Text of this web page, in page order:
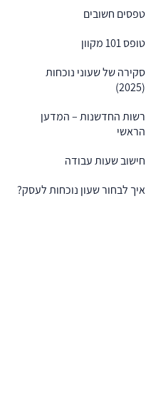
טפסים חשובים
טופס 101 מקוון
סקירה של שעוני נוכחות
(2025)
רשות החדשנות – המדען
הראשי
חישוב שעות עבודה
איך לבחור שעון נוכחות לעסק?